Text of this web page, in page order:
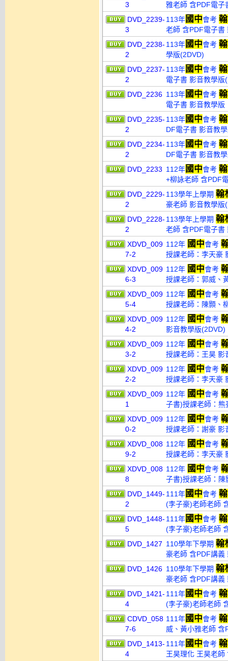
3
雅老師 含PDF電子
DVD_2239-
3
113年國中會考
老師 含PDF電子書
DVD_2238-
2
113年國中會考
學版(2DVD)
DVD_2237-
2
113年國中會考
電子書 影音教學版
DVD_2236 113年國中會考
電子書 影音教學版
DVD_2235-
2
113年國中會考
DF電子書 影音教
DVD_2234-
2
113年國中會考
DF電子書 影音教
DVD_2233 112年國中會考
+柳詠老師 含PDF
DVD_2229-
2
113學年上學期 翰
豪老師 影音教學版
DVD_2228-
2
113學年上學期 翰
老師 含PDF電子書
XDVD_009
7-2
112年 國中會考
授課老師：李天豪
XDVD_009
6-3
112年 國中會考
授課老師：郭威、
XDVD_009
5-4
112年 國中會考
授課老師：陳顥、
XDVD_009
4-2
112年 國中會考
影音教學版(2DVD)
XDVD_009
3-2
112年 國中會考
授課老師：王昊 影
XDVD_009
2-2
112年 國中會考
授課老師：李天豪
XDVD_009
1
112年 國中會考
子書)授課老師：
XDVD_009
0-2
112年 國中會考
授課老師：謝豪 影
XDVD_008
9-2
112年 國中會考
授課老師：李天豪
XDVD_008
8
112年 國中會考
子書)授課老師：
DVD_1449-
2
111年國中會考
(李子豪)老師老師
DVD_1448-
5
111年國中會考
(李子豪)老師老師
DVD_1427 110學年下學期 翰
豪老師 含PDF講義
DVD_1426 110學年下學期 翰
豪老師 含PDF講義
DVD_1421-
4
111年國中會考
(李子豪)老師老師
CDVD_058
7-6
111年國中會考
威、黃小雅老師 含
DVD_1413-
4
111年國中會考
王昊理化 王昊老師